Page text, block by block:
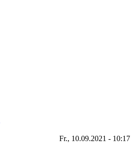
Fr., 10.09.2021 - 10:17